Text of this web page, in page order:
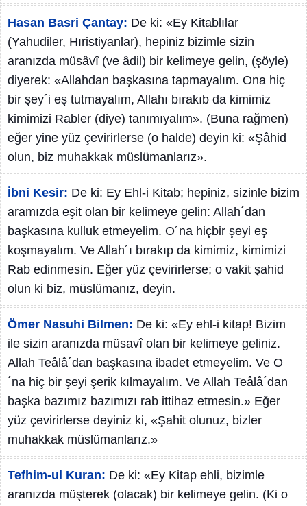
Hasan Basri Çantay: De ki: «Ey Kitablılar
(Yahudiler, Hıristiyanlar), hepiniz bizimle sizin
aranızda müsâvî (ve âdil) bir kelimeye gelin, (şöyle)
diyerek: «Allahdan başkasına tapmayalım. Ona hiç
bir şey´i eş tutmayalım, Allahı bırakıb da kimimiz
kimimizi Rabler (diye) tanımıyalım». (Buna rağmen)
eğer yine yüz çevirirlerse (o halde) deyin ki: «Şâhid
olun, biz muhakkak müslümanlarız».
İbni Kesir: De ki: Ey Ehl-i Kitab; hepiniz, sizinle bizim
aramızda eşit olan bir kelimeye gelin: Allah´dan
başkasına kulluk etmeyelim. O´na hiçbir şeyi eş
koşmayalım. Ve Allah´ı bırakıp da kimimiz, kimimizi
Rab edinmesin. Eğer yüz çevirirlerse; o vakit şahid
olun ki biz, müslümanız, deyin.
Ömer Nasuhi Bilmen: De ki: «Ey ehl-i kitap! Bizim
ile sizin aranızda müsavî olan bir kelimeye geliniz.
Allah Teâlâ´dan başkasına ibadet etmeyelim. Ve O
´na hiç bir şeyi şerik kılmayalım. Ve Allah Teâlâ´dan
başka bazımız bazımızı rab ittihaz etmesin.» Eğer
yüz çevirirlerse deyiniz ki, «Şahit olunuz, bizler
muhakkak müslümanlarız.»
Tefhim-ul Kuran: De ki: «Ey Kitap ehli, bizimle
aranızda müşterek (olacak) bir kelimeye gelin. (Ki o